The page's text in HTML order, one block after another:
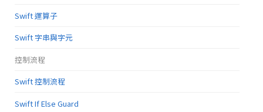
Swift 運算子
Swift 字串與字元
控制流程
Swift 控制流程
Swift If Else Guard